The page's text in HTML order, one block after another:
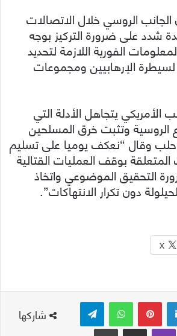
الجانب الروسي خلال الاتصالات
شدد على ضرورة التركيز بوجه
الفورية اللازمة لتحديد
الإرهابيين ومجموعات
الأمريكي يتجاهل الأدلة التي
الروسية وتثبت خرق المسلحين
حلب وقال “نعكف يوميا على تسليم
المتعلقة بوقف العمليات القتالية
التحقيق الموضوعي واتخاذ
دون تكرار الانتهاكات”.
X
شاركها
لينكدإن بينتيريست واتساب
ڤايبر
مشاركة عبر البريد طباعة